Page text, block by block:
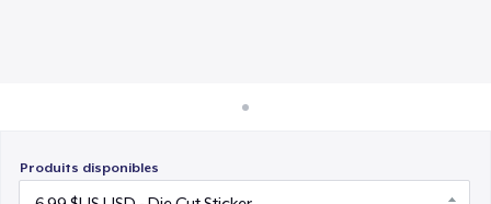
Produits disponibles